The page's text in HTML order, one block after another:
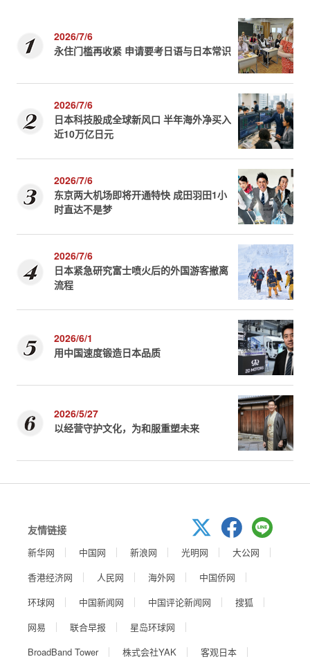
2026/7/6
永住门槛再收紧 申请要考日语与日本常识
2026/7/6
日本科技股成全球新风口 半年海外净买入
近10万亿日元
2026/7/6
东京两大机场即将开通特快 成田羽田1小
时直达不是梦
2026/7/6
日本紧急研究富士喷火后的外国游客撤离
流程
2026/6/1
用中国速度锻造日本品质
2026/5/27
以经营守护文化，为和服重塑未来
友情链接
新华网 中国网 新浪网 光明网
大公网
香港经济网
人民网 海外网
中国侨网
环球网
中国新闻网 中国评论新闻网
搜狐
网易
联合早报
星岛环球网
BroadBand Tower
株式会社YAK
客观日本